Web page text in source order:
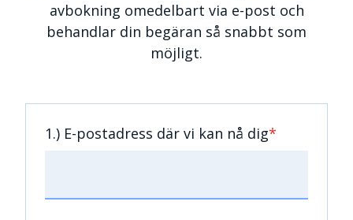
avbokning omedelbart via e-post och
behandlar din begäran så snabbt som
möjligt.
1.) E-postadress där vi kan nå dig*